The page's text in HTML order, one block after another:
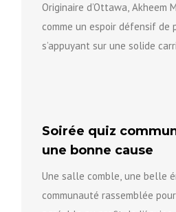
Originaire d’Ottawa, Akheem
comme un espoir défensif de
s’appuyant sur une solide
Soirée quiz
une bonne cause
Une salle comble, une belle
communauté rassemblée